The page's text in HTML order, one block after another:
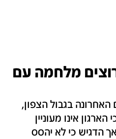
מלחמה עם
בגבול הצפון,
אינו מעוניין
הדגיש כי לא יהסס